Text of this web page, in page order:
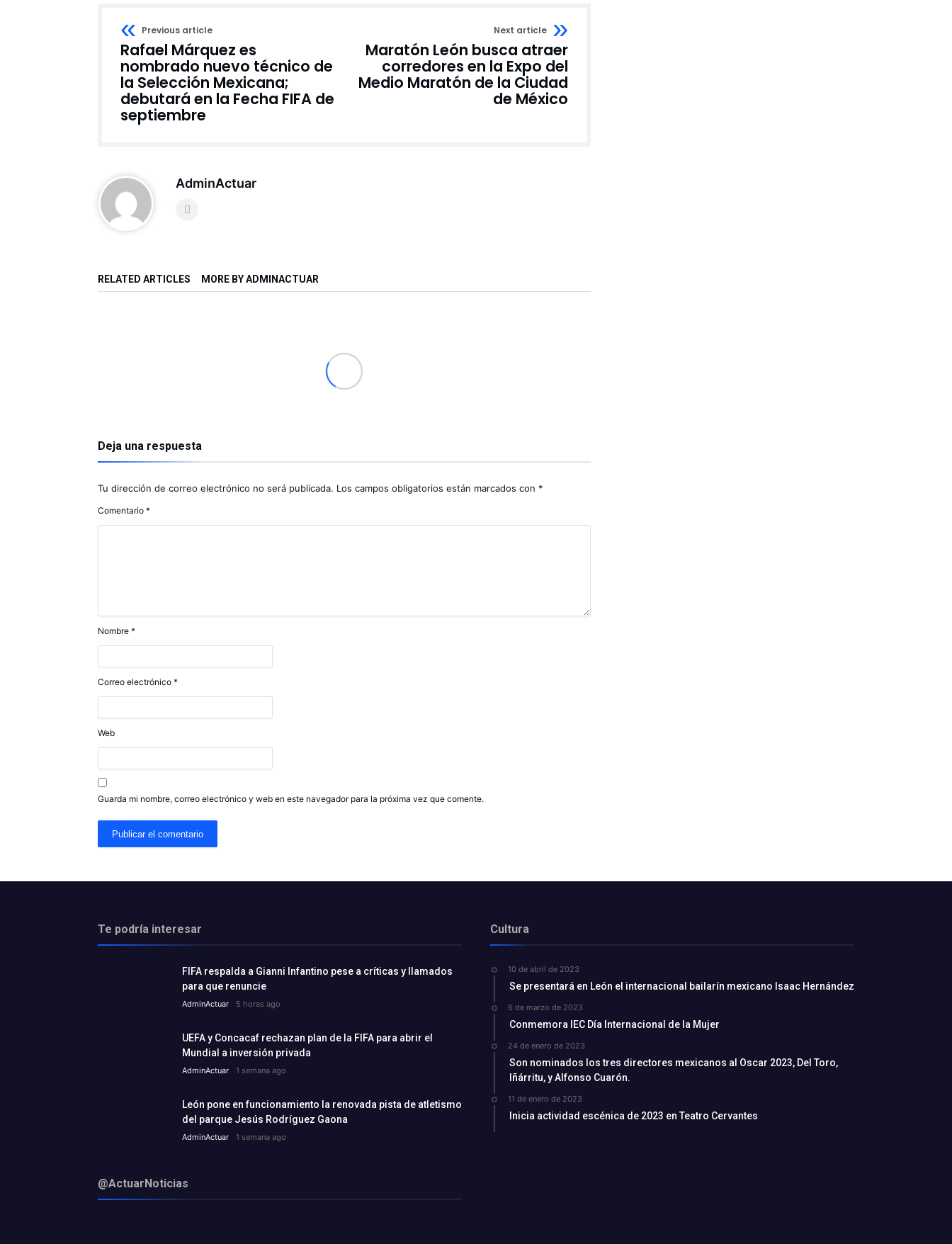
Previous article
Rafael Márquez es
nombrado nuevo técnico de
la Selección Mexicana;
debutará en la Fecha FIFA de
septiembre
Next article
Maratón León busca atraer
corredores en la Expo del
Medio Maratón de la Ciudad
de México
AdminActuar
RELATED ARTICLES MORE BY ADMINACTUAR
Deja una respuesta
Tu dirección de correo electrónico no será publicada. Los campos obligatorios están marcados con *
Comentario *
Nombre *
Correo electrónico *
Web
Guarda mi nombre, correo electrónico y web en este navegador para la próxima vez que comente.
Te podría interesar
FIFA respalda a Gianni Infantino pese a críticas y llamados
para que renuncie
AdminActuar 5 horas ago
UEFA y Concacaf rechazan plan de la FIFA para abrir el
Mundial a inversión privada
AdminActuar 1 semana ago
León pone en funcionamiento la renovada pista de atletismo
del parque Jesús Rodríguez Gaona
AdminActuar 1 semana ago
@ActuarNoticias
Cultura
10 de abril de 2023
Se presentará en León el internacional bailarín mexicano Isaac Hernández
6 de marzo de 2023
Conmemora IEC Día Internacional de la Mujer
24 de enero de 2023
Son nominados los tres directores mexicanos al Oscar 2023, Del Toro,
Iñárritu, y Alfonso Cuarón.
11 de enero de 2023
Inicia actividad escénica de 2023 en Teatro Cervantes